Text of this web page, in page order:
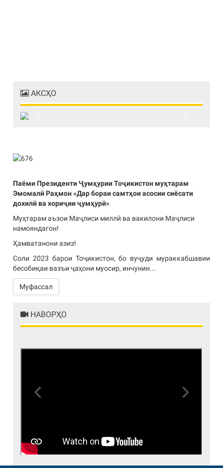
АКСҲО
Паёми Президенти Ҷумҳурии Тоҷикистон муҳтарам
Эмомалӣ Раҳмон «Дар бораи самтҳои асосии сиёсати
дохилӣ ва хориҷии ҷумҳурӣ»
Муҳтарам аъзои Маҷлиси миллӣ ва вакилони Маҷлиси
намояндагон!
Ҳамватанони азиз!
Соли 2023 барои Тоҷикистон, бо вуҷуди мураккабшавии
бесобиқаи вазъи ҷаҳони муосир, инчунин...
Муфассал
НАВОРҲО